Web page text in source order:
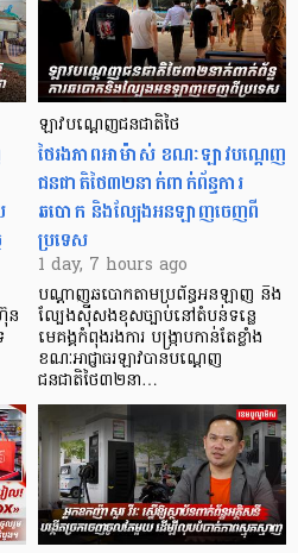
ន
ឡាវបណ្តេញជនជាតិថៃ
ថៃរងភាពអាម៉ាស់ ខណៈឡាវបណ្តេញ
ជនជាតិថៃ៣២នាក់ពាក់ព័ន្ធការ
ឆបោក និងល្បែងអនឡាញចេញពី
ប្រទេស
1 day, 7 hours ago
បណ្តាញឆបោកតាមប្រព័ន្ធអនឡាញ និង
ល្បែងស៊ីសងខុសច្បាប់នៅតំបន់ទន្លេ
មេគង្គកំពុងរងការ បង្ក្រាប​កាន់តែខ្លាំង
ខណៈអាជ្ញាធរឡាវបានបណ្តេញ
ជនជាតិថៃ៣២នា…